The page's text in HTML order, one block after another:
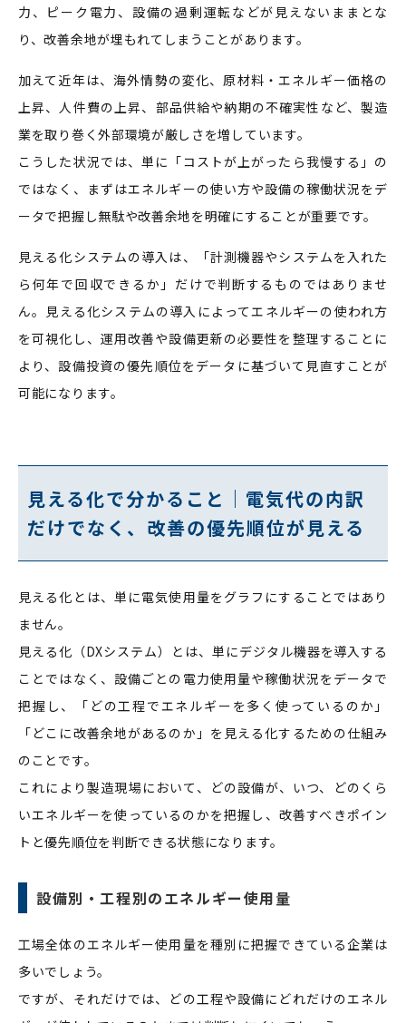
力、ピーク電力、設備の過剰運転などが見えないままとな
り、改善余地が埋もれてしまうことがあります。
加えて近年は、海外情勢の変化、原材料・エネルギー価格の
上昇、人件費の上昇、部品供給や納期の不確実性など、製造
業を取り巻く外部環境が厳しさを増しています。
こうした状況では、単に「コストが上がったら我慢する」の
ではなく、まずはエネルギーの使い方や設備の稼働状況をデ
ータで把握し無駄や改善余地を明確にすることが重要です。
見える化システムの導入は、「計測機器やシステムを入れた
ら何年で回収できるか」だけで判断するものではありませ
ん。見える化システムの導入によってエネルギーの使われ方
を可視化し、運用改善や設備更新の必要性を整理することに
より、設備投資の優先順位をデータに基づいて見直すことが
可能になります。
見える化で分かること｜電気代の内訳
だけでなく、改善の優先順位が見える
見える化とは、単に電気使用量をグラフにすることではあり
ません。
見える化（DXシステム）とは、単にデジタル機器を導入する
ことではなく、設備ごとの電力使用量や稼働状況をデータで
把握し、「どの工程でエネルギーを多く使っているのか」
「どこに改善余地があるのか」を見える化するための仕組み
のことです。
これにより製造現場において、どの設備が、いつ、どのくら
いエネルギーを使っているのかを把握し、改善すべきポイン
トと優先順位を判断できる状態になります。
設備別・工程別のエネルギー使用量
工場全体のエネルギー使用量を種別に把握できている企業は
多いでしょう。
ですが、それだけでは、どの工程や設備にどれだけのエネル